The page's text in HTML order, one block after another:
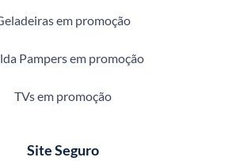
em promoção
Pampers em promoção
TVs em promoção
Site Seguro